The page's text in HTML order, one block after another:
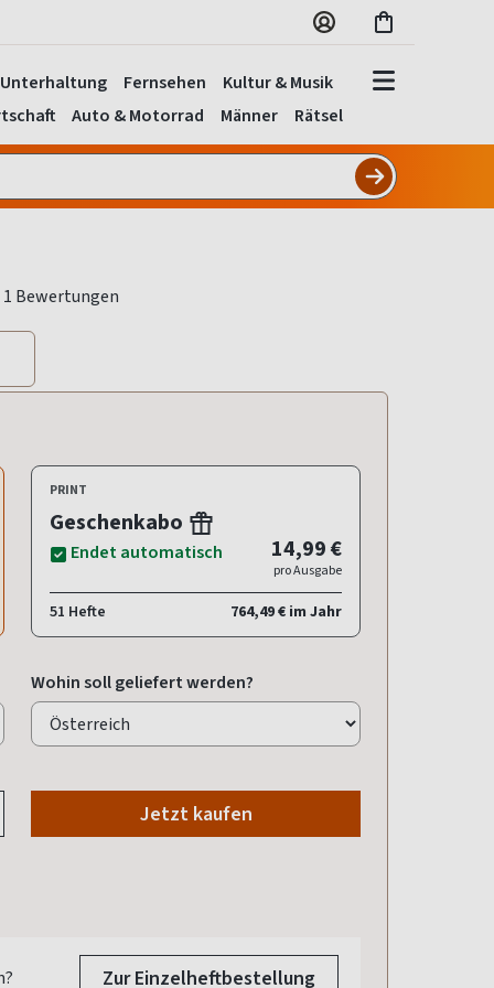
Unterhaltung Fernsehen
Kultur & Musik
Auto & Motorrad Männer Rätsel
PRINT
Geschenkabo
Endet automatisch 14,99 €
pro Ausgabe
51 Hefte 764,49 € im Jahr
Wohin soll geliefert werden?
Jetzt kaufen
Zur Einzelheftbestellung